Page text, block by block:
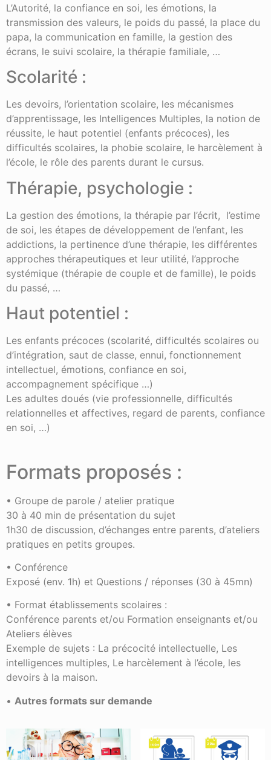
L’Autorité, la confiance en soi, les émotions, la
transmission des valeurs, le poids du passé, la place du
papa, la communication en famille, la gestion des
écrans, le suivi scolaire, la thérapie familiale, …
Scolarité :
Les devoirs, l’orientation scolaire, les mécanismes
d’apprentissage, les Intelligences Multiples, la notion de
réussite, le haut potentiel (enfants précoces), les
difficultés scolaires, la phobie scolaire, le harcèlement à
l’école, le rôle des parents durant le cursus.
Thérapie, psychologie :
La gestion des émotions, la thérapie par l’écrit, l’estime
de soi, les étapes de développement de l’enfant, les
addictions, la pertinence d’une thérapie, les différentes
approches thérapeutiques et leur utilité, l’approche
systémique (thérapie de couple et de famille), le poids
du passé, …
Haut potentiel :
Les enfants précoces (scolarité, difficultés scolaires ou
d’intégration, saut de classe, ennui, fonctionnement
intellectuel, émotions, confiance en soi,
accompagnement spécifique …)
Les adultes doués (vie professionnelle, difficultés
relationnelles et affectives, regard de parents, confiance
en soi, …)
Formats proposés :
• Groupe de parole / atelier pratique
30 à 40 min de présentation du sujet
1h30 de discussion, d’échanges entre parents, d’ateliers
pratiques en petits groupes.
• Conférence
Exposé (env. 1h) et Questions / réponses (30 à 45mn)
• Format établissements scolaires :
Conférence parents et/ou Formation enseignants et/ou
Ateliers élèves
Exemple de sujets : La précocité intellectuelle, Les
intelligences multiples, Le harcèlement à l’école, les
devoirs à la maison.
• Autres formats sur demande